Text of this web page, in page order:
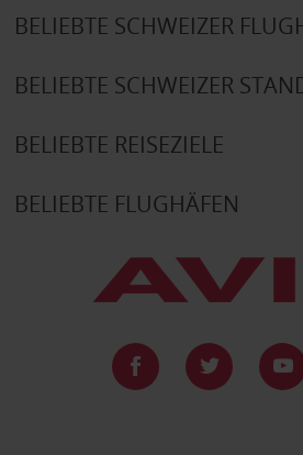
BELIEBTE SCHWEIZER
BELIEBTE SCHWEIZER
BELIEBTE REISEZIELE
BELIEBTE FLUGHÄFEN